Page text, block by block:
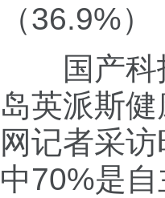
（36.9%
国产科技
岛英派斯
网记者采
中70%是